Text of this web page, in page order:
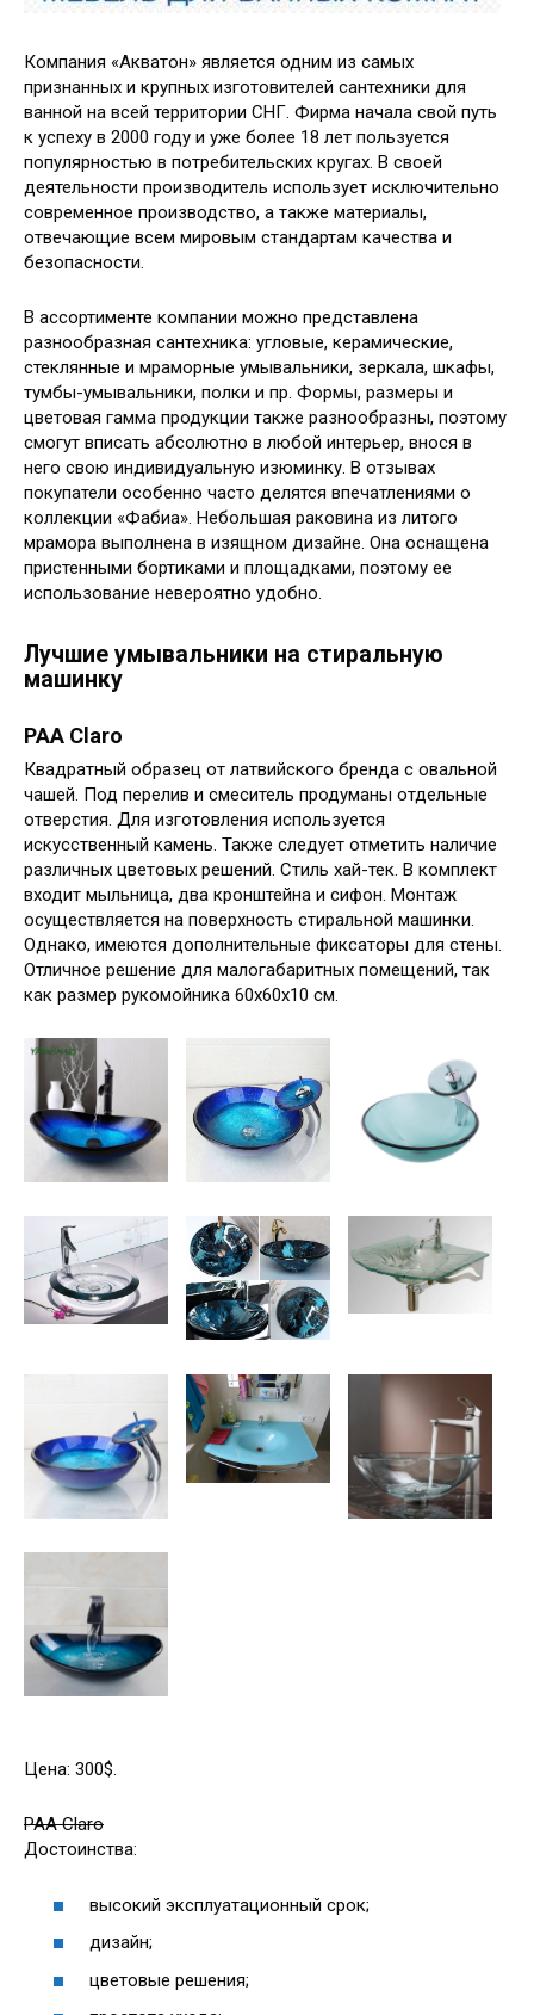
Компания «Акватон» является одним из самых
признанных и крупных изготовителей сантехники для
ванной на всей территории СНГ. Фирма начала свой путь
к успеху в 2000 году и уже более 18 лет пользуется
популярностью в потребительских кругах. В своей
деятельности производитель использует исключительно
современное производство, а также материалы,
отвечающие всем мировым стандартам качества и
безопасности.
В ассортименте компании можно представлена
разнообразная сантехника: угловые, керамические,
стеклянные и мраморные умывальники, зеркала, шкафы,
тумбы-умывальники, полки и пр. Формы, размеры и
цветовая гамма продукции также разнообразны, поэтому
смогут вписать абсолютно в любой интерьер, внося в
него свою индивидуальную изюминку. В отзывах
покупатели особенно часто делятся впечатлениями о
коллекции «Фабиа». Небольшая раковина из литого
мрамора выполнена в изящном дизайне. Она оснащена
пристенными бортиками и площадками, поэтому ее
использование невероятно удобно.
Лучшие умывальники на стиральную
машинку
PAA Claro
Квадратный образец от латвийского бренда с овальной
чашей. Под перелив и смеситель продуманы отдельные
отверстия. Для изготовления используется
искусственный камень. Также следует отметить наличие
различных цветовых решений. Стиль хай-тек. В комплект
входит мыльница, два кронштейна и сифон. Монтаж
осуществляется на поверхность стиральной машинки.
Однако, имеются дополнительные фиксаторы для стены.
Отличное решение для малогабаритных помещений, так
как размер рукомойника 60х60х10 см.
Цена: 300$.
PAA Claro
Достоинства:
высокий эксплуатационный срок;
дизайн;
цветовые решения;